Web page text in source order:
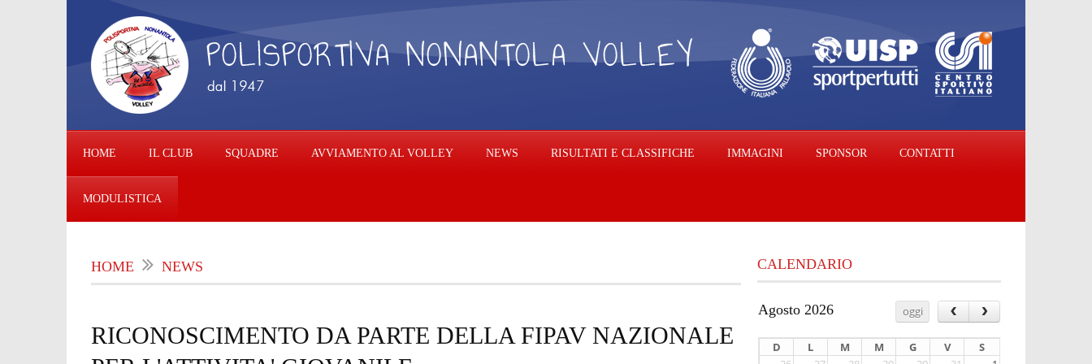
HOME IL CLUB SQUADRE AVVIAMENTO AL VOLLEY NEWS RISULTATI E CLASSIFICHE IMMAGINI SPONSOR CONTATTI
MODULISTICA
HOME NEWS
RICONOSCIMENTO DA PARTE DELLA FIPAV NAZIONALE
CALENDARIO
Agosto 2026 oggi ‹ ›
D L M M G V
S